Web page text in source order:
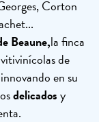
Corton
Beaune,la finca
de
en su
delicadosy